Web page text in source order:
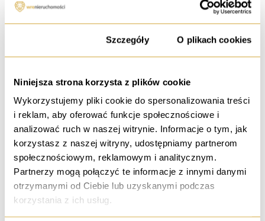
Szczegóły O plikach cookies
Niniejsza strona korzysta z plików cookie
Wykorzystujemy pliki cookie do spersonalizowania treści
i reklam, aby oferować funkcje społecznościowe i
analizować ruch w naszej witrynie. Informacje o tym, jak
korzystasz z naszej witryny, udostępniamy partnerom
społecznościowym, reklamowym i analitycznym.
Partnerzy mogą połączyć te informacje z innymi danymi
otrzymanymi od Ciebie lub uzyskanymi podczas
korzystania z ich usług.
2 pokoje do wynajęcia |mieszkanie 110 m² |
ul. Walerego Sławka, Wrocław
1 200 PLN / msc.
109,09 PLN / m² 11.00 m² 1 pokój
Rynek wtórny
1 piętro